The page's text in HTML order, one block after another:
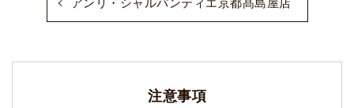
アンリ・シャルパンティエ京都髙島屋店
注意事項